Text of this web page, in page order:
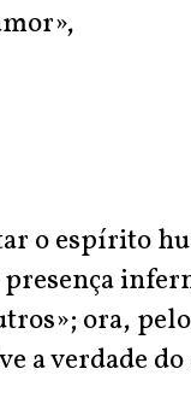
o espírito
ora,
a verdade do